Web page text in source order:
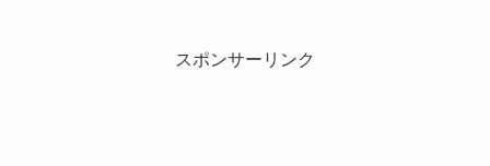
スポンサーリンク